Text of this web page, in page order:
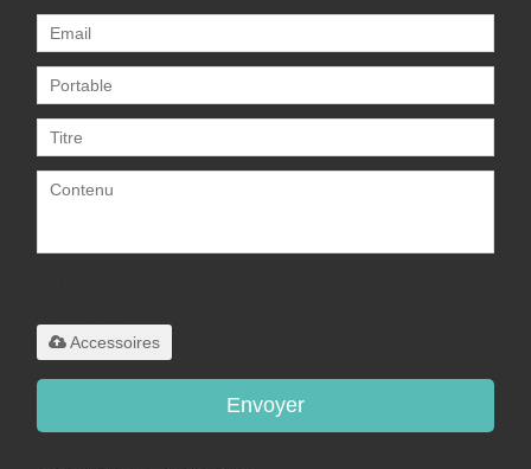
Accessoires
Envoyer